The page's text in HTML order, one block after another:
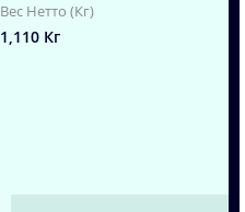
Вес Нетто (Кг)
1,110 Кг